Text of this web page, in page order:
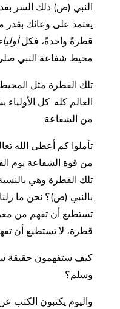
النبي (ص) ذلك السر
يعتمد على وعائك بقدر
قطرةً واحدةً، فكل
محيط شفاعة النبي
تلك القطرة مثل المحيط
العالم كله. كل
من الشفاعة.
تأملوا كم أعطى الله
من قوة الشفاعة يوم
تلك القطرة وهي
بالنبي (ص)؟ نحن ما
تستطيع أن تفهم من
قطرة، لا تستطيع أن
كيف ستفهمون حقيقة
وسلم؟
واليوم يكتبون الكتب